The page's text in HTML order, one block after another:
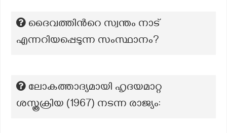
ദൈവത്തിന്‍റെ സ്വന്തം നാട്
എന്നറിയപ്പെടുന്ന സംസ്ഥാനം?
ലോകത്താദ്യമായി ഹൃദയമാറ്റ
ശസ്ത്രക്രിയ (1967) നടന്ന രാജ്യം: